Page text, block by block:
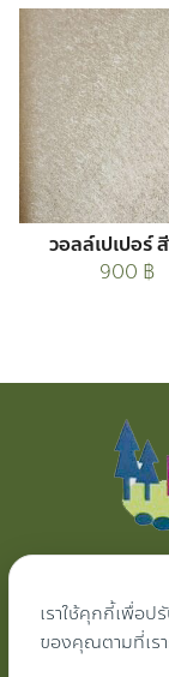
วอลล์เปเปอร์
900 ฿
ผ้าม่าน
เราใช้คุกกี้เพื่อ
ของคุณตามที่เร